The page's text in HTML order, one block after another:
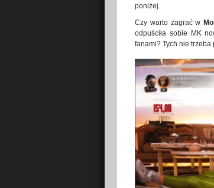
poniżej.
Czy warto zagrać w
odpuściła sobie MK
fanami? Tych nie